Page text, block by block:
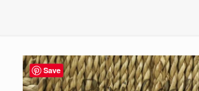
Save